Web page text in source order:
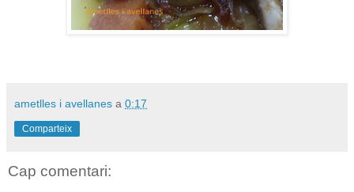
ametlles i avellanes a 0:17
Comparteix
Cap comentari: